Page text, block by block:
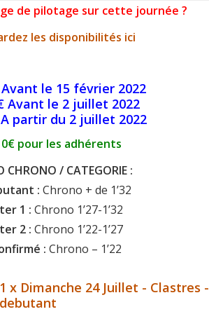
de pilotage sur cette journée ?
les disponibilités ici
Avant le 15 février 2022
Avant le 2 juillet 2022
A partir du 2 juillet 2022
pour les adhérents
CHRONO / CATEGORIE :
: Chrono + de 1’32
1 : Chrono 1’27-1’32
2 : Chrono 1’22-1’27
: Chrono – 1’22
1 x Dimanche 24 Juillet - Clastres -
debutant